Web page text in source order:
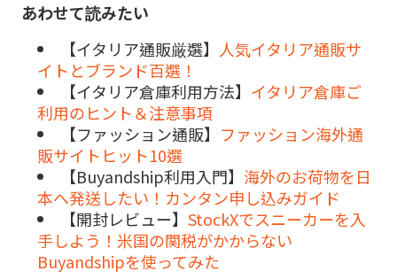
あわせて読みたい
【イタリア通販厳選】 人気イタリア通販サ
イトとブランド百選！
【イタリア倉庫利用方法】 イタリア倉庫ご
利用のヒント＆注意事項
【ファッション通販】 ファッション海外通
販サイトヒット10選
【Buyandship利用入門】 海外のお荷物を日
本へ発送したい！カンタン申し込みガイド
【開封レビュー】 StockXでスニーカーを入
手しよう！米国の関税がかからない
Buyandshipを使ってみた